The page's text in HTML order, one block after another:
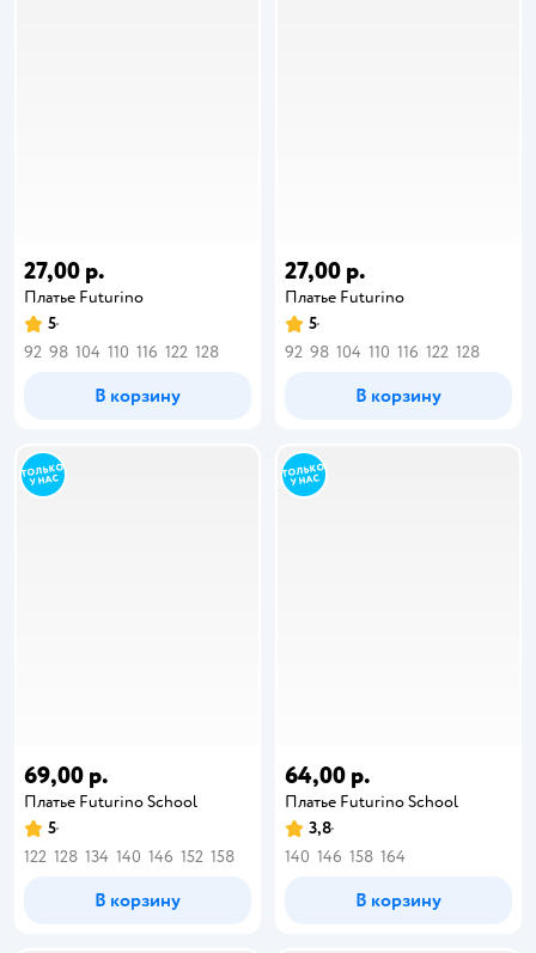
27,00 р.
Платье Futurino
5
92 98 104 110 116 122 128
В корзину
27,00 р.
Платье Futurino
5
92 98 104 110 116 122 128
В корзину
69,00 р.
Платье Futurino School
5
122 128 134 140 146 152 158
В корзину
64,00 р.
Платье Futurino School
3,8
140 146 158 164
В корзину